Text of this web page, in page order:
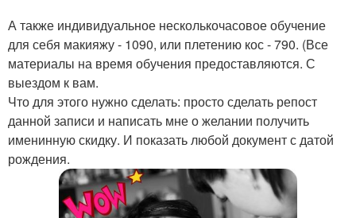
А также индивидуальное несколькочасовое обучение
для себя макияжу - 1090, или плетению кос - 790. (Все
материалы на время обучения предоставляются. С
выездом к вам.
Что для этого нужно сделать: просто сделать репост
данной записи и написать мне о желании получить
именинную скидку. И показать любой документ с датой
рождения.